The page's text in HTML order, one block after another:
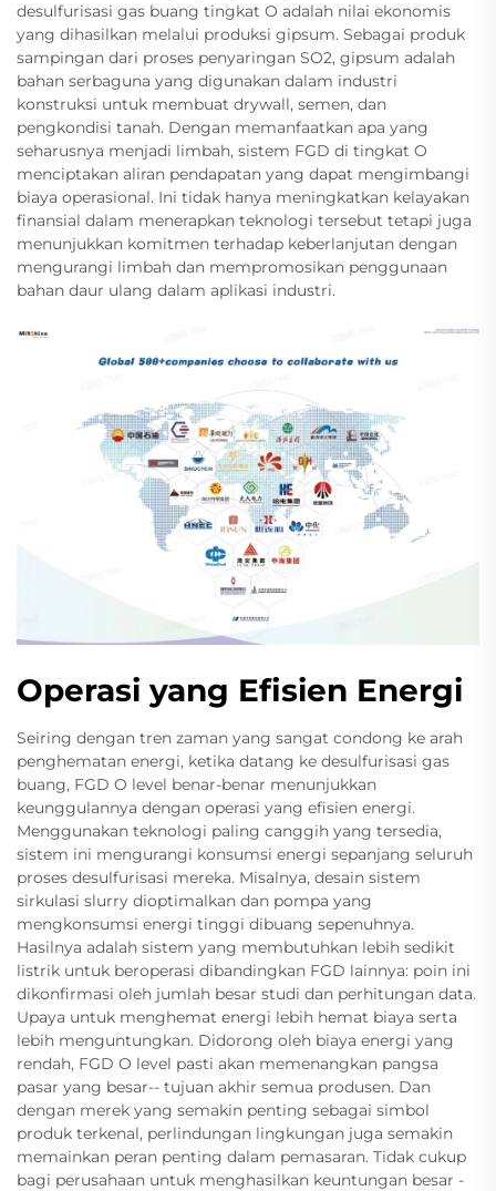
desulfurisasi gas buang tingkat O adalah nilai ekonomis
yang dihasilkan melalui produksi gipsum. Sebagai produk
sampingan dari proses penyaringan SO2, gipsum adalah
bahan serbaguna yang digunakan dalam industri
konstruksi untuk membuat drywall, semen, dan
pengkondisi tanah. Dengan memanfaatkan apa yang
seharusnya menjadi limbah, sistem FGD di tingkat O
menciptakan aliran pendapatan yang dapat mengimbangi
biaya operasional. Ini tidak hanya meningkatkan kelayakan
finansial dalam menerapkan teknologi tersebut tetapi juga
menunjukkan komitmen terhadap keberlanjutan dengan
mengurangi limbah dan mempromosikan penggunaan
bahan daur ulang dalam aplikasi industri.
Operasi yang Efisien Energi
Seiring dengan tren zaman yang sangat condong ke arah
penghematan energi, ketika datang ke desulfurisasi gas
buang, FGD O level benar-benar menunjukkan
keunggulannya dengan operasi yang efisien energi.
Menggunakan teknologi paling canggih yang tersedia,
sistem ini mengurangi konsumsi energi sepanjang seluruh
proses desulfurisasi mereka. Misalnya, desain sistem
sirkulasi slurry dioptimalkan dan pompa yang
mengkonsumsi energi tinggi dibuang sepenuhnya.
Hasilnya adalah sistem yang membutuhkan lebih sedikit
listrik untuk beroperasi dibandingkan FGD lainnya: poin ini
dikonfirmasi oleh jumlah besar studi dan perhitungan data.
Upaya untuk menghemat energi lebih hemat biaya serta
lebih menguntungkan. Didorong oleh biaya energi yang
rendah, FGD O level pasti akan memenangkan pangsa
pasar yang besar-- tujuan akhir semua produsen. Dan
dengan merek yang semakin penting sebagai simbol
produk terkenal, perlindungan lingkungan juga semakin
memainkan peran penting dalam pemasaran. Tidak cukup
bagi perusahaan untuk menghasilkan keuntungan besar -